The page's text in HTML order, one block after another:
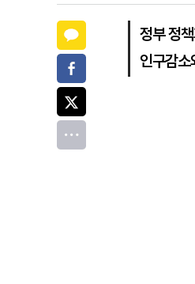
정부 정
인구감소